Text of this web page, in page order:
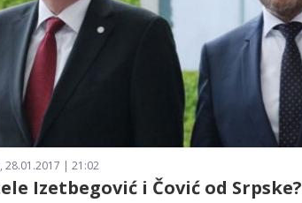
28.01.2017 | 21:02
Izetbegović i Čović od Srpske?